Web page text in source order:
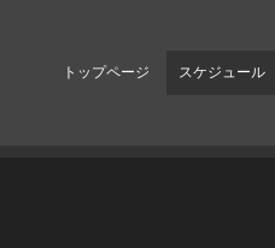
トップページ スケジュール